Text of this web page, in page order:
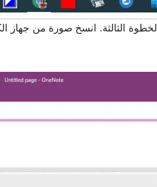
الخطوة الثالثة. انسخ صورة من جهاز